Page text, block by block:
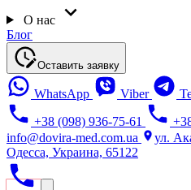
О нас
Блог
Оставить заявку
WhatsApp Viber
+38 (098) 936-75-61
info@dovira-med.com.ua
ул.
Одесса, Украина, 65122